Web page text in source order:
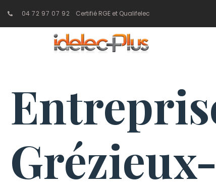
04 72 97 07 92 Certifié RGE et Qualifelec